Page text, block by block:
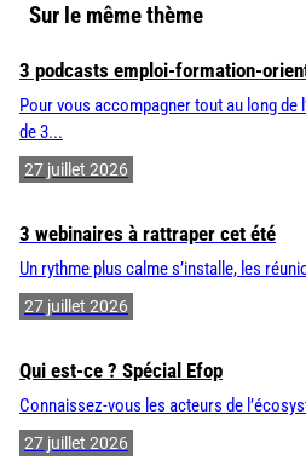
Sur le même thème
3 podcasts emploi-formation-
Pour vous accompagner tout au long de
de 3...
27 juillet 2026
3 webinaires à rattraper cet été
Un rythme plus calme s’installe, les
27 juillet 2026
Qui est-ce ? Spécial Efop
Connaissez-vous les acteurs de
27 juillet 2026